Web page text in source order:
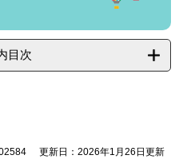
目次
更新日：2026年1月26日更新